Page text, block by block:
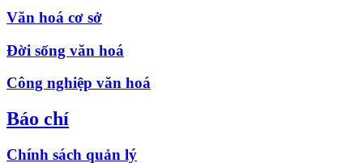
Văn hoá cơ sở
Đời sống văn hoá
Công nghiệp văn hoá
Báo chí
Chính sách quản lý